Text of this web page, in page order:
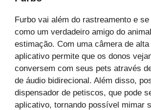
Furbo vai além do rastreamento e
como um verdadeiro amigo do
estimação. Com uma câmera de
aplicativo permite que os donos
conversem com seus pets através
de áudio bidirecional. Além disso,
dispensador de petiscos, que pode
aplicativo, tornando possível mimar